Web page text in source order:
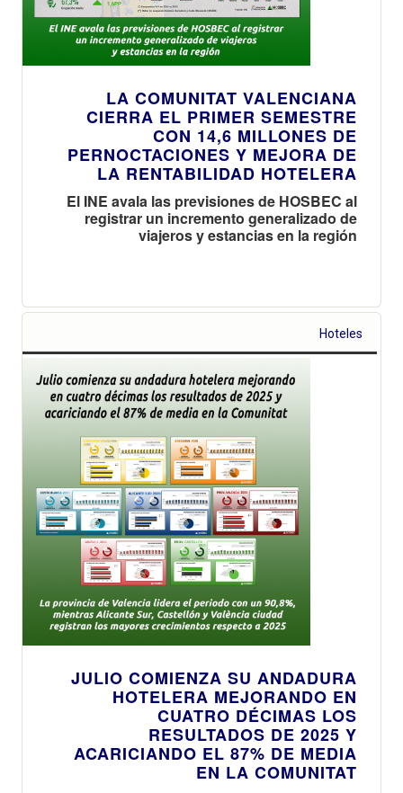
LA COMUNITAT VALENCIANA
CIERRA EL PRIMER SEMESTRE
CON 14,6 MILLONES DE
PERNOCTACIONES Y MEJORA DE
LA RENTABILIDAD HOTELERA
El INE avala las previsiones de HOSBEC al
registrar un incremento generalizado de
viajeros y estancias en la región
Hoteles
JULIO COMIENZA SU ANDADURA
HOTELERA MEJORANDO EN
CUATRO DÉCIMAS LOS
RESULTADOS DE 2025 Y
ACARICIANDO EL 87% DE MEDIA
EN LA COMUNITAT